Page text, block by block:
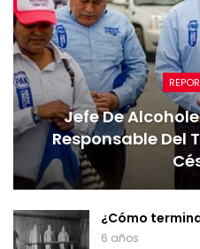
Jefe De
Responsable Del
¿Cómo
6 años